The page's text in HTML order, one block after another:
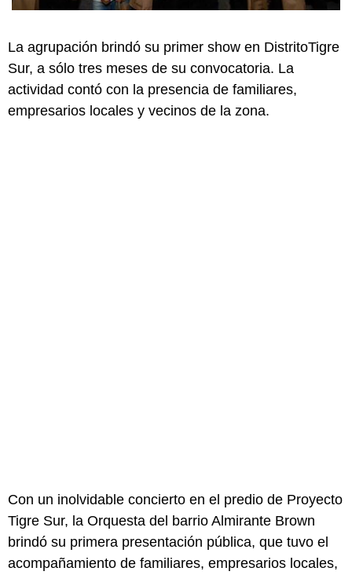
La agrupación brindó su primer show en DistritoTigre
Sur, a sólo tres meses de su convocatoria. La
actividad contó con la presencia de familiares,
empresarios locales y vecinos de la zona.
Con un inolvidable concierto en el predio de Proyecto
Tigre Sur, la Orquesta del barrio Almirante Brown
brindó su primera presentación pública, que tuvo el
acompañamiento de familiares, empresarios locales,